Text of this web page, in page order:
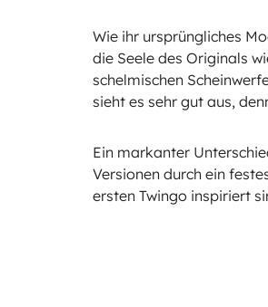
Wie ihr ursprüngliches
die Seele des Originals
schelmischen
sieht es sehr gut aus,
Ein markanter
Versionen durch ein
ersten Twingo inspiriert